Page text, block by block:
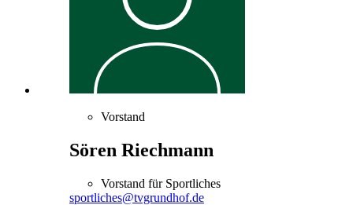
Vorstand
Sören Riechmann
Vorstand für Sportliches
sportliches@tvgrundhof.de